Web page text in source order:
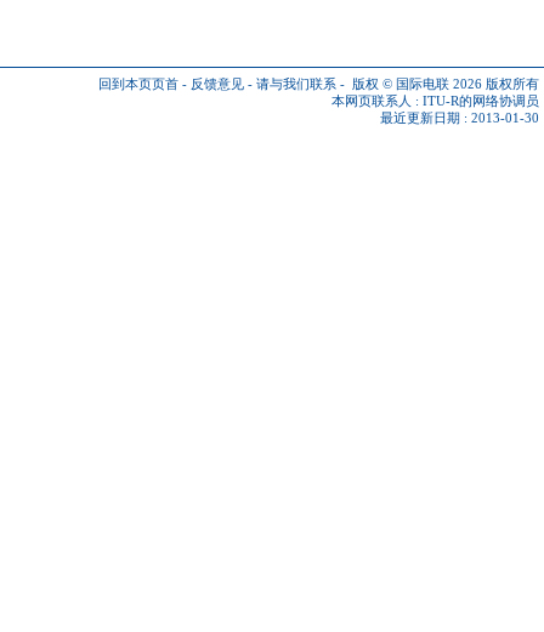
回到本页页首 - 反馈意见 - 请与我们联系 - 版权 © 国际电联 2026 版权所有
本网页联系人 : ITU-R的网络协调员
最近更新日期 : 2013-01-30